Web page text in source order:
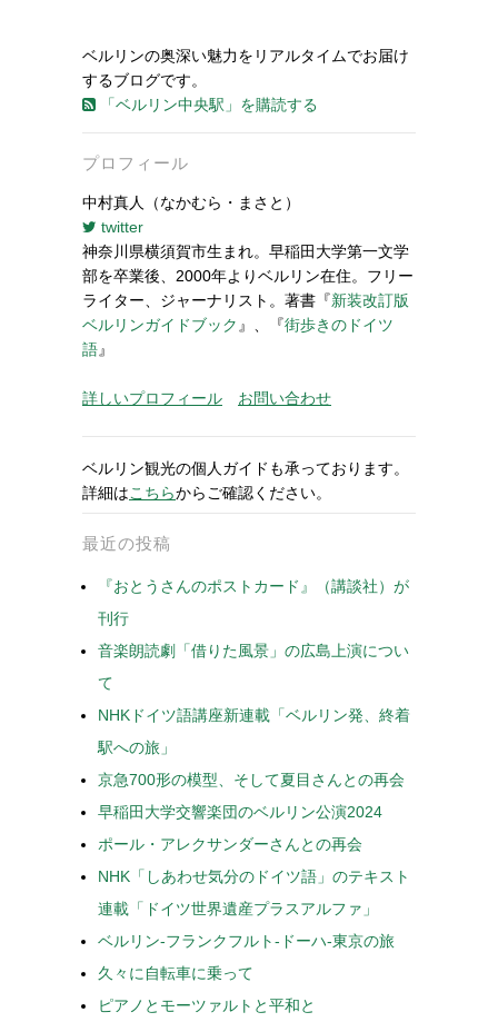
ベルリンの奥深い魅力をリアルタイムでお届け
するブログです。
「ベルリン中央駅」を購読する
プロフィール
中村真人（なかむら・まさと）
twitter
神奈川県横須賀市生まれ。早稲田大学第一文学
部を卒業後、2000年よりベルリン在住。フリー
ライター、ジャーナリスト。著書『新装改訂版
ベルリンガイドブック 』、『街歩きのドイツ
語』
詳しいプロフィール お問い合わせ
ベルリン観光の個人ガイドも承っております。
詳細はこちらからご確認ください。
最近の投稿
『おとうさんのポストカード』（講談社）が
刊行
音楽朗読劇「借りた風景」の広島上演につい
て
NHKドイツ語講座新連載「ベルリン発、終着
駅への旅」
京急700形の模型、そして夏目さんとの再会
早稲田大学交響楽団のベルリン公演2024
ポール・アレクサンダーさんとの再会
NHK「しあわせ気分のドイツ語」のテキスト
連載「ドイツ世界遺産プラスアルファ」
ベルリン-フランクフルト-ドーハ-東京の旅
久々に自転車に乗って
ピアノとモーツァルトと平和と